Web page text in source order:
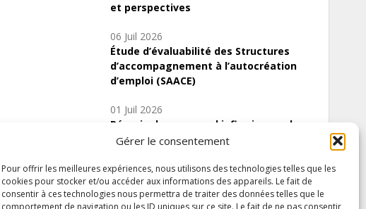
Gérer le consentement
Pour offrir les meilleures expériences, nous utilisons des technologies telles que les
cookies pour stocker et/ou accéder aux informations des appareils. Le fait de
consentir à ces technologies nous permettra de traiter des données telles que le
comportement de navigation ou les ID uniques sur ce site. Le fait de ne pas consentir
et perspectives
06 Juil 2026
Étude d’évaluabilité des Structures
d’accompagnement à l’autocréation
d’emploi (SAACE)
01 Juil 2026
Pénurie du personnel infirmier :quels
indicateurs d’offre de soins pour